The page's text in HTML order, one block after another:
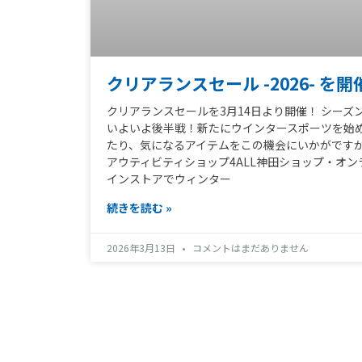
クリアランスセール -2026- を開
クリアランスセールを3月14日より開催！ シーズ
いよいよ後半戦！新たにウインタースポーツを始
たり、気になるアイテムをこの機会にいかがです
アウティビティショップ4ALL神田ショップ・オン
インストアでウィンター
続きを読む »
2026年3月13日 コメントはまだありません